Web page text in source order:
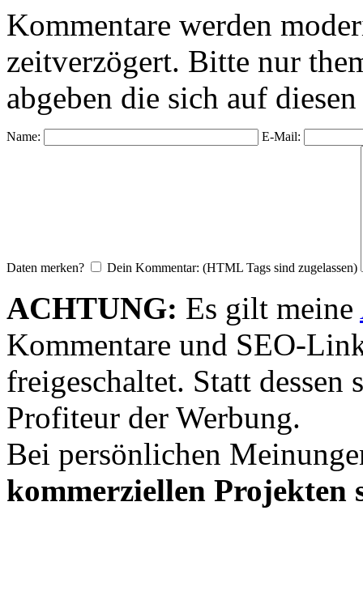
Kommentare werden
zeitverzögert. Bitte nur
abgeben die sich auf
Name: E-Mail:
Daten merken? Dein Kommentar: (HTML Tags sind zugelassen)
ACHTUNG: Es gilt meine
Kommentare und SEO-
freigeschaltet. Statt dessen
Profiteur der Werbung.
Bei persönlichen
kommerziellen Projekten